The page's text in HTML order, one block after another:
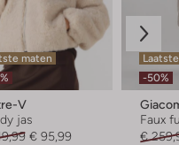
maten
V
jas
€ 95,99
-50%
Faux
€